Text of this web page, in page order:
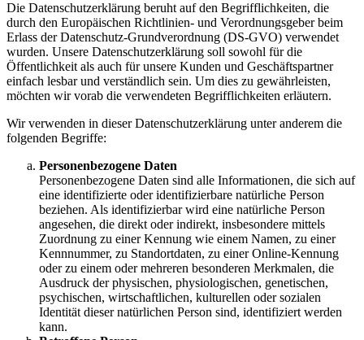
Die Datenschutzerklärung beruht auf den Begrifflichkeiten, die
durch den Europäischen Richtlinien- und Verordnungsgeber beim
Erlass der Datenschutz-Grundverordnung (DS-GVO) verwendet
wurden. Unsere Datenschutzerklärung soll sowohl für die
Öffentlichkeit als auch für unsere Kunden und Geschäftspartner
einfach lesbar und verständlich sein. Um dies zu gewährleisten,
möchten wir vorab die verwendeten Begrifflichkeiten erläutern.
Wir verwenden in dieser Datenschutzerklärung unter anderem die
folgenden Begriffe:
Personenbezogene Daten
Personenbezogene Daten sind alle Informationen, die sich auf
eine identifizierte oder identifizierbare natürliche Person
beziehen. Als identifizierbar wird eine natürliche Person
angesehen, die direkt oder indirekt, insbesondere mittels
Zuordnung zu einer Kennung wie einem Namen, zu einer
Kennnummer, zu Standortdaten, zu einer Online-Kennung
oder zu einem oder mehreren besonderen Merkmalen, die
Ausdruck der physischen, physiologischen, genetischen,
psychischen, wirtschaftlichen, kulturellen oder sozialen
Identität dieser natürlichen Person sind, identifiziert werden
kann.